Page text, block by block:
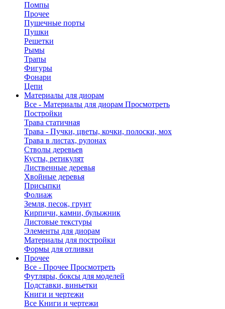
Помпы
Прочее
Пушечные порты
Пушки
Решетки
Рымы
Трапы
Фигуры
Фонари
Цепи
Материалы для диорам
Все - Материалы для диорам Просмотреть
Постройки
Трава статичная
Трава - Пучки, цветы, кочки, полоски, мох
Трава в листах, рулонах
Стволы деревьев
Кусты, ретикулят
Лиственные деревья
Хвойные деревья
Присыпки
Фолиаж
Земля, песок, грунт
Кирпичи, камни, булыжник
Листовые текстуры
Элементы для диорам
Материалы для постройки
Формы для отливки
Прочее
Все - Прочее Просмотреть
Футляры, боксы для моделей
Подставки, виньетки
Книги и чертежи
Все Книги и чертежи